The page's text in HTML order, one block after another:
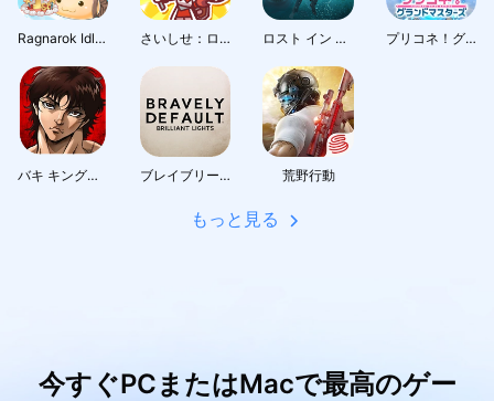
Ragnarok Idle Adventure Plus さいしせ：ローグライクRPG ロスト イン オーシャン プリコネ！グランドマスターズ
バキ キングオブソウルズ ブレイブリーデフォルト ブリリアントライツ 荒野行動
もっと見る
今すぐPCまたはMacで最高のゲー